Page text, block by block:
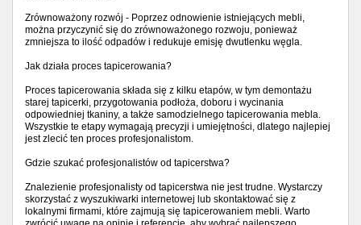
Zrównoważony rozwój - Poprzez odnowienie istniejących mebli,
można przyczynić się do zrównoważonego rozwoju, ponieważ
zmniejsza to ilość odpadów i redukuje emisję dwutlenku węgla.
Jak działa proces tapicerowania?
Proces tapicerowania składa się z kilku etapów, w tym demontażu
starej tapicerki, przygotowania podłoża, doboru i wycinania
odpowiedniej tkaniny, a także samodzielnego tapicerowania mebla.
Wszystkie te etapy wymagają precyzji i umiejętności, dlatego najlepiej
jest zlecić ten proces profesjonalistom.
Gdzie szukać profesjonalistów od tapicerstwa?
Znalezienie profesjonalisty od tapicerstwa nie jest trudne. Wystarczy
skorzystać z wyszukiwarki internetowej lub skontaktować się z
lokalnymi firmami, które zajmują się tapicerowaniem mebli. Warto